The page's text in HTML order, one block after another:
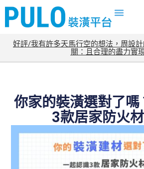
好評/我有許多天馬行空的想法，周設
關：且合理的盡力實
你家的裝潢選對了
3款居家防火材